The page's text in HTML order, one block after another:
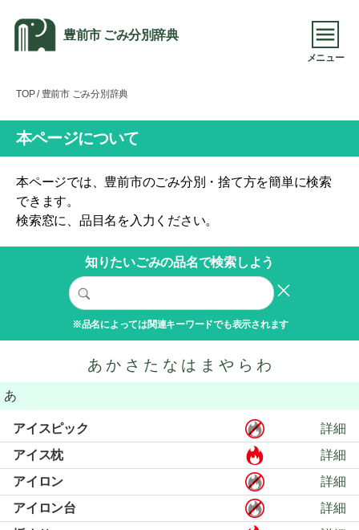
豊前市 ごみ分別辞典
メニュー
TOP / 豊前市 ごみ分別辞典
本ページについて
本ページでは、豊前市のごみ分別・捨て方を簡単に検索
できます。
検索窓に、品目名を入力ください。
知りたいごみの品名で検索しよう
※品名によっては関連キーワードでも表示されます
あ か さ た な は ま や ら わ
あ
アイスピック
詳細
アイス枕
詳細
アイロン
詳細
アイロン台
詳細